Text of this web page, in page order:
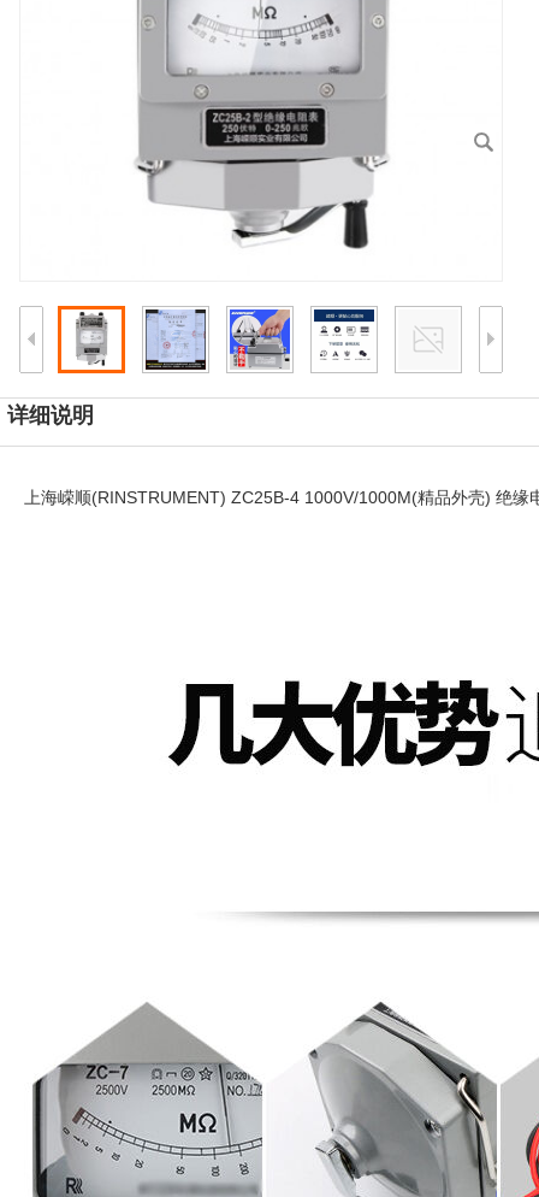
详细说明
上海嵘顺(RINSTRUMENT) ZC25B-4 1000V/1000M(精品外壳) 绝缘